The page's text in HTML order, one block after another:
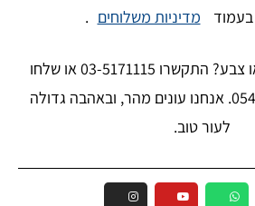
מדיניות משלוחים
יש שאלה על מידה או צבע? התקשרו 03-5171115 או שלחו
וואטסאפ 0544-333988. אנחנו עונים מהר, ובאהבה גדולה
לעור טוב.